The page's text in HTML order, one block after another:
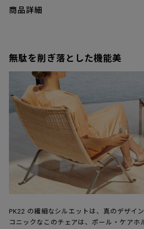
商品詳細
無駄を削ぎ落とした機能美
PK22 の繊細なシルエットは、真のデザイ
コニックなこのチェアは、ポール・ケアホ